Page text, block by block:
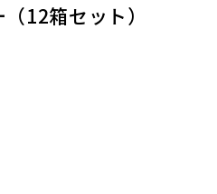
12箱セット）